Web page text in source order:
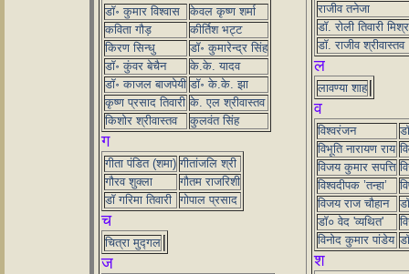
डॉ॰ कुमार विश्वास
केवल कृष्ण शर्मा
कविता गौड़
कीर्तिश भट्ट
किरण सिन्धु
डॉ॰ कुमारेन्द्र सिंह
डॉ॰ कुंवर बेचैन
के.के. यादव
डॉ॰ काजल बाजपेयी डॉ॰ के.के. झा
कृष्ण प्रसाद तिवारी के. एल श्रीवास्तव
किशोर श्रीवास्तव
कुलवंत सिंह
ग
गीता पंडित (शमा) गीतांजलि श्री
गौरव शुक्ला
गौतम राजरिशी
डॉ गरिमा तिवारी
गोपाल प्रसाद
च
चित्रा मुद्गल
ज
राजीव तनेजा
डॉ. रोली तिवारी
डॉ. राजीव श्रीवास्तव
ल
लावण्या शाह
व
विश्वरंजन
विभूति नारायण राय
विजय कुमार सपत्ति
विश्वदीपक ’तन्हा’
विजय राज चौहान
डॉ० वेद 'व्यथित'
विनोद कुमार पांडेय
श